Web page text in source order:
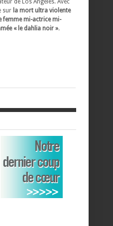
de Los Angeles. Avec
sur la mort ultra violente
femme mi-actrice mi-
« le dahlia noir ».